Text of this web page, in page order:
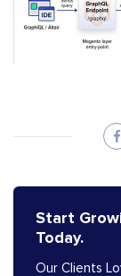
Start
Today.
Our Clients